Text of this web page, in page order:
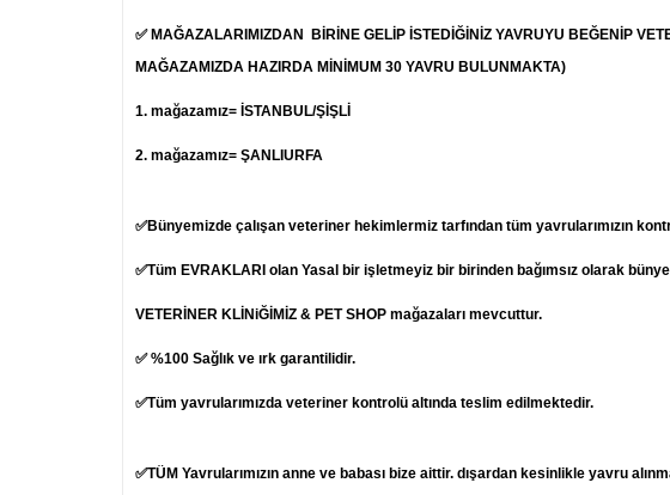
✅ MAĞAZALARIMIZDAN BİRİNE GELİP İSTEDİĞİNİZ YAVRUYU BEĞENİP
MAĞAZAMIZDA HAZIRDA MİNİMUM 30 YAVRU BULUNMAKTA)
1. mağazamız= İSTANBUL/ŞİŞLİ
2. mağazamız= ŞANLIURFA
✅Bünyemizde çalışan veteriner hekimlermiz tarfından tüm yavrularımızın
✅Tüm EVRAKLARI olan Yasal bir işletmeyiz bir birinden bağımsız olarak
VETERİNER KLİNiĞİMİZ & PET SHOP mağazaları mevcuttur.
✅ %100 Sağlık ve ırk garantilidir.
✅Tüm yavrularımızda veteriner kontrolü altında teslim edilmektedir.
✅TÜM Yavrularımızın anne ve babası bize aittir. dışardan kesinlikle yavru